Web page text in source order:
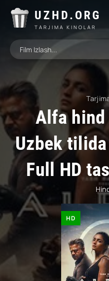
UZHD.ORG
TARJIMA KINOLAR
Alfa
Uzbek
Full HD
HD